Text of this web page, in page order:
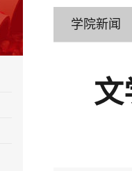
学院新闻
文